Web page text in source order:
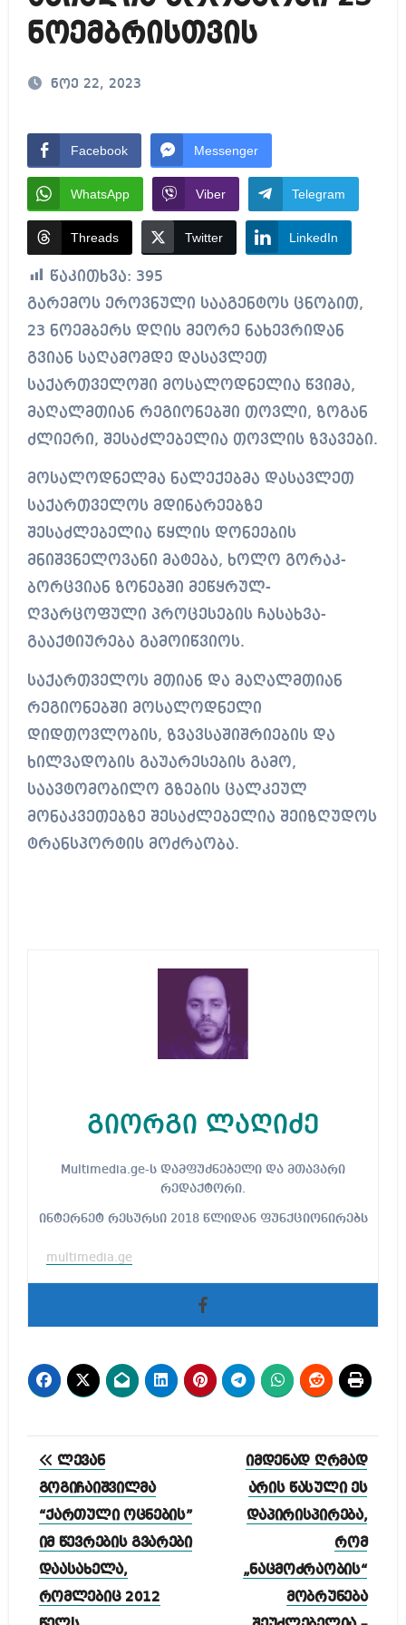
ნოემბრისთვის
ნოე 22, 2023
Facebook Messenger
WhatsApp Viber Telegram
Threads Twitter LinkedIn
წაკითხვა: 395
გარემოს ეროვნული სააგენტოს ცნობით,
23 ნოემბერს დღის მეორე ნახევრიდან
გვიან საღამომდე დასავლეთ
საქართველოში მოსალოდნელია წვიმა,
მაღალმთიან რეგიონებში თოვლი, ზოგან
ძლიერი, შესაძლებელია თოვლის ზვავები.
მოსალოდნელმა ნალექებმა დასავლეთ
საქართველოს მდინარეებზე
შესაძლებელია წყლის დონეების
მნიშვნელოვანი მატება, ხოლო გორაკ-
ბორცვიან ზონებში მეწყრულ-
ღვარცოფული პროცესების ჩასახვა-
გააქტიურება გამოიწვიოს.
საქართველოს მთიან და მაღალმთიან
რეგიონებში მოსალოდნელი
დიდთოვლობის, ზვავსაშიშრიების და
ხილვადობის გაუარესების გამო,
საავტომობილო გზების ცალკეულ
მონაკვეთებზე შესაძლებელია შეიზღუდოს
ტრანსპორტის მოძრაობა.
გიორგი ლაღიძე
Multimedia.ge-ს დამფუძნებელი და მთავარი
რედაქტორი.
ინტერნეტ რესურსი 2018 წლიდან ფუნქციონირებს
multimedia.ge
პოსტის
ნავიგაცია
ლევან
გოგიჩაიშვილმა
“ქართული ოცნების”
იმ წევრების გვარები
დაასახელა,
რომლებიც 2012
იმდენად ღრმად
არის წასული ეს
დაპირისპირება,
რომ
„ნაცმოძრაობის“
მობრუნება